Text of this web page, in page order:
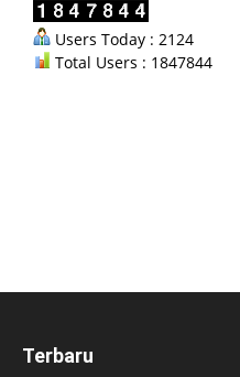
Users Today : 2124
Total Users : 1847844
Terbaru